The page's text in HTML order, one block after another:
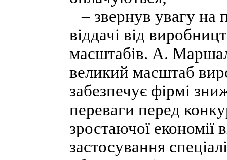
– звернув увагу на
віддачі від
масштабів. А.
великий масштаб
забезпечує фірмі
переваги перед
зростаючої економії
застосування